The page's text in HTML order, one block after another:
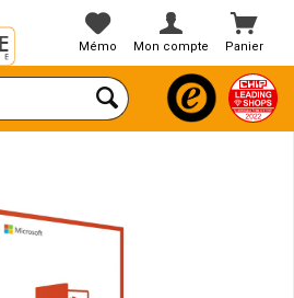
Panier
Mémo Mon compte